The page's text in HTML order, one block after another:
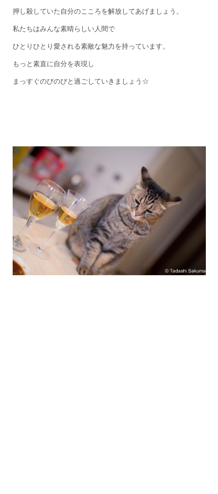
押し殺していた自分のこころを解放してあげましょう。
私たちはみんな素晴らしい人間で
ひとりひとり愛される素敵な魅力を持っています。
もっと素直に自分を表現し
まっすぐのびのびと過ごしていきましょう☆